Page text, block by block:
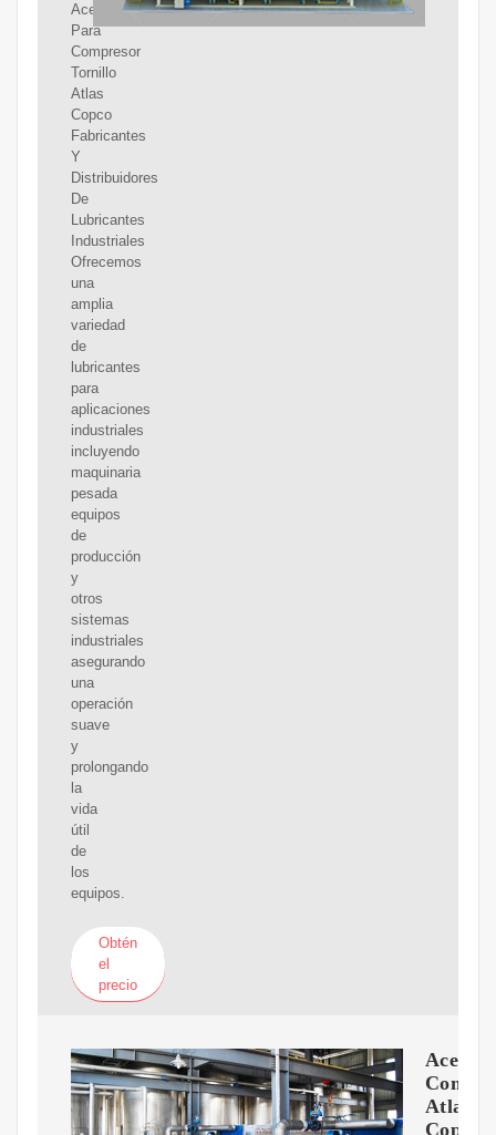
Aceite
Para
Compresor
Tornillo
Atlas
Copco
Fabricantes
Y
Distribuidores
De
Lubricantes
Industriales
Ofrecemos
una
amplia
variedad
de
lubricantes
para
aplicaciones
industriales
incluyendo
maquinaria
pesada
equipos
de
producción
y
otros
sistemas
industriales
asegurando
una
operación
suave
y
prolongando
la
vida
útil
de
los
equipos.
Obtén
el
precio
Aceite
Atlas
Copco